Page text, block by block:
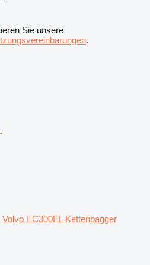
Sie unsere
.
Volvo EC300EL Kettenbagger